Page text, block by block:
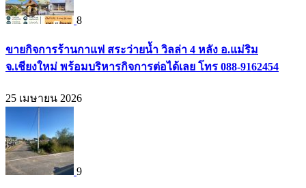
8
ขายกิจการร้านกาแฟ สระว่ายน้ำ วิลล่า 4 หลัง อ.แม่ริม
จ.เชียงใหม่ พร้อมบริหารกิจการต่อได้เลย โทร 088-9162454
25 เมษายน 2026
9